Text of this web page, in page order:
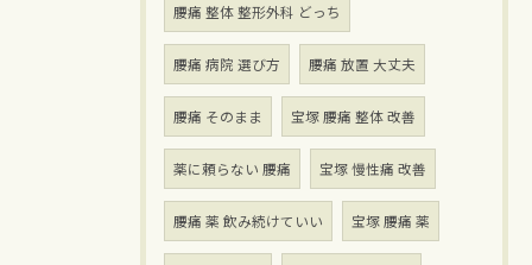
腰痛 整体 整形外科 どっち
腰痛 病院 選び方 腰痛 放置 大丈夫
腰痛 そのまま 宝塚 腰痛 整体 改善
薬に頼らない 腰痛 宝塚 慢性痛 改善
腰痛 薬 飲み続けていい 宝塚 腰痛 薬